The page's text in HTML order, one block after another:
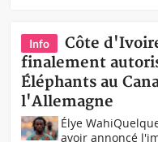
Info
Côte
finalement
Éléphants au
l'Allemagne
Élye
avoir annoncé